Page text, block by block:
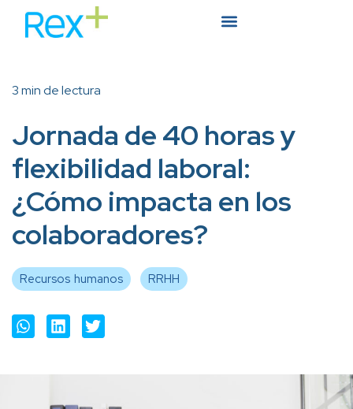
3 min de lectura
Jornada de 40 horas y
flexibilidad laboral:
¿Cómo impacta en los
colaboradores?
Recursos humanos RRHH